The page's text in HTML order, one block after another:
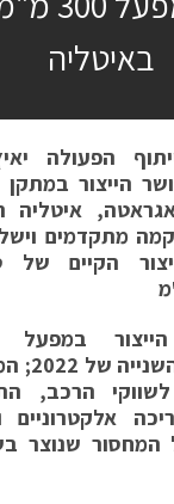
באיטליה
הפעולה
הייצור במתקן
איטליה
מתקדמים
הקיים של
במפעל
במחצית
לשווקי הרכב,
אלקטרוניים
שנוצר